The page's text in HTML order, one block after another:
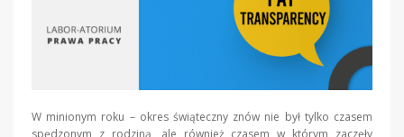
W minionym roku – okres świąteczny znów nie był tylko czasem